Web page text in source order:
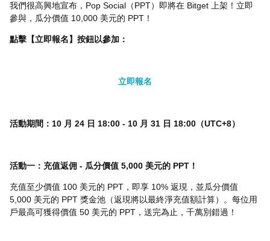
我們很高興地宣布， Pop Social （PPT）即將在 Bitget 上架！立即
參與，瓜分價值 10,000 美元的 PPT ！
點擊【立即報名】按鈕以參加：
立即報名
活動期間： 10 月 24 日 18:00 - 10 月 31 日 18:00 （UTC+8）
活動一：充值返佣 - 瓜分價值 5,000 美元的 PPT ！
充值至少價值 100 美元的 PPT ，即享 10% 返現，並瓜分價值
5,000 美元的 PPT 獎金池（返現將以最終淨充值額計算）。每位用
戶最高可獲得價值 50 美元的 PPT ，送完為止，千萬別錯過！